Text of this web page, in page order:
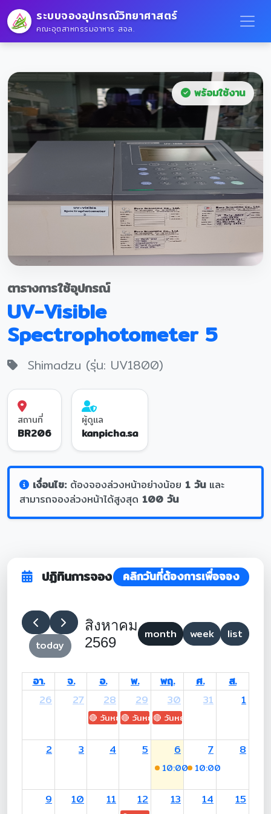
ระบบจองอุปกรณ์วิทยาศาสตร์
คณะอุตสาหกรรมอาหาร สจล.
พร้อมใช้งาน
ตารางการใช้อุปกรณ์
UV-Visible
Spectrophotometer 5
Shimadzu (รุ่น: UV1800)
สถานที่
BR206
ผู้ดูแล
kanpicha.sa
เงื่อนไข:ต้องจองล่วงหน้าอย่างน้อย 1 วันและ
สามารถจองล่วงหน้าได้สูงสุด 100 วัน
ปฏิทินการจอง คลิกวันที่ต้องการเพื่อจอง
today
สิงหาคม
2569
month week list
อา. จ. อ. พ. พฤ. ศ.
ส.
26
27 28
🔴 วันหยุด: H.M. King Maha Vajiralongkorn's
29
🔴 วันหยุด: Asanha Bucha Day
30
🔴 วันหยุด: Buddhist Lent
31 1
2 3 4 5 6
10:00-19:00 (อ.พงษ์เสริ
7
10:00
8
9 10 11 12 13 14 15